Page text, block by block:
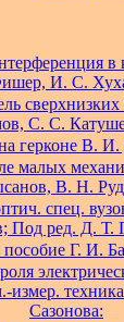
И. С.
С. С.
герконе В.
малых
В. Н.
спец.
Под ред. Д. Т.
Г. И.
измер.
Сазонова: